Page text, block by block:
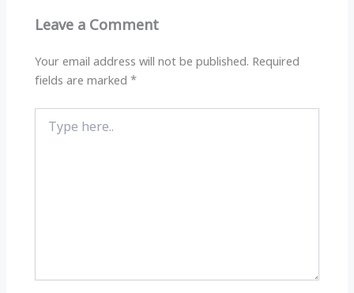
p m o
k
Leave a Comment
Your email address will not be published. Required
fields are marked*
here..